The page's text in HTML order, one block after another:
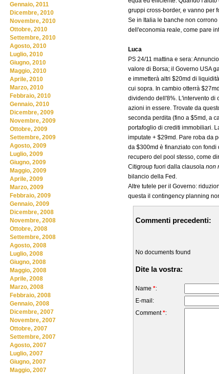
gruppi cross-border, e vanno per
Se in Italia le banche non
dell'economia reale, come pare
Luca
PS 24/11 mattina e sera:
valore di Borsa; il Governo USA
e immetterà altri $20md di
cui sopra. In cambio otterrà
dividendo dell'8%. L'intervento di
azioni in essere. Trovate da
seconda perdita (fino a $5md, a
portafoglio di crediti immobiliari.
imputate + $29md. Pare roba da
da $300md è finanziato con
recupero del pool stesso, come
Citigroup fuori dalla clausola non
bilancio della Fed.
Altre tutele per il Governo:
questa il contingency planning
Commenti precedenti:
No documents found
Dite la vostra:
Name *:
E-mail:
Comment*:
Gennaio, 2011
Dicembre, 2010
Novembre, 2010
Ottobre, 2010
Settembre, 2010
Agosto, 2010
Luglio, 2010
Giugno, 2010
Maggio, 2010
Aprile, 2010
Marzo, 2010
Febbraio, 2010
Gennaio, 2010
Dicembre, 2009
Novembre, 2009
Ottobre, 2009
Settembre, 2009
Agosto, 2009
Luglio, 2009
Giugno, 2009
Maggio, 2009
Aprile, 2009
Marzo, 2009
Febbraio, 2009
Gennaio, 2009
Dicembre, 2008
Novembre, 2008
Ottobre, 2008
Settembre, 2008
Agosto, 2008
Luglio, 2008
Giugno, 2008
Maggio, 2008
Aprile, 2008
Marzo, 2008
Febbraio, 2008
Gennaio, 2008
Dicembre, 2007
Novembre, 2007
Ottobre, 2007
Settembre, 2007
Agosto, 2007
Luglio, 2007
Giugno, 2007
Maggio, 2007